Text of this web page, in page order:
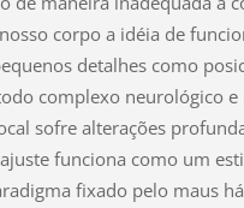
corpo a idéia de
detalhes como
complexo neurológico e
sofre alterações
funciona como um
fixado pelo maus